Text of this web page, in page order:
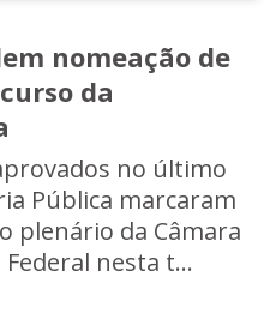
nomeação de
da
no último
Pública marcaram
plenário da Câmara
nesta t...